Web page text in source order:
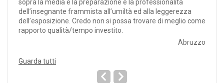
sopra la media è la preparazione e la professionalità
dell’insegnante frammista all’umiltà ed alla leggerezza
dell’esposizione. Credo non si possa trovare di meglio come
rapporto qualità/tempo investito.
Abruzzo
Guarda tutti